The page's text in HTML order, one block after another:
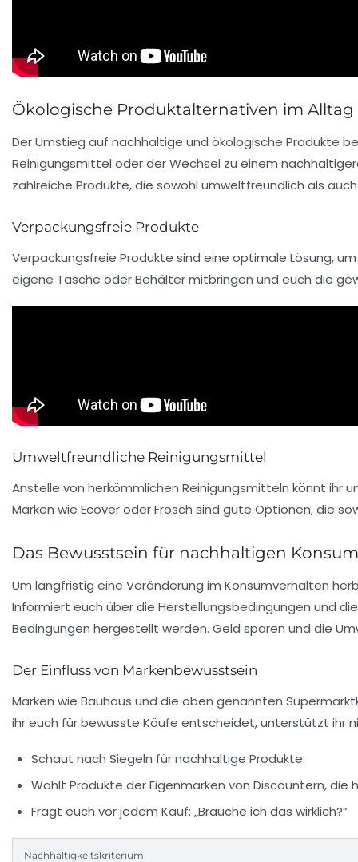
Ökologische Produktalternativen im Alltag
Der Umstieg auf nachhaltige und ökologische Produkte
Reinigungsmittel oder der Wechsel zu einem
zahlreiche Produkte, die sowohl umweltfreundlich als
Verpackungsfreie Produkte
Verpackungsfreie Produkte sind eine optimale Lösung,
eigene Tasche oder Behälter mitbringen und euch die
Umweltfreundliche Reinigungsmittel
Anstelle von herkömmlichen Reinigungsmitteln könnt ihr
Marken wie Ecover oder Frosch sind gute Optionen, die
Das Bewusstsein für nachhaltigen
Um langfristig eine Veränderung im Konsumverhalten
Informiert euch über die Herstellungsbedingungen und
Bedingungen hergestellt werden. Geld sparen und die
Der Einfluss von Markenbewusstsein
Marken wie Bauhaus und die oben genannten
ihr euch für bewusste Käufe entscheidet, unterstützt ihr
Schaut nach Siegeln für nachhaltige Produkte.
Wählt Produkte der Eigenmarken von Discountern,
Fragt euch vor jedem Kauf: „Brauche ich das wirklich?“
Nachhaltigkeitskriterium